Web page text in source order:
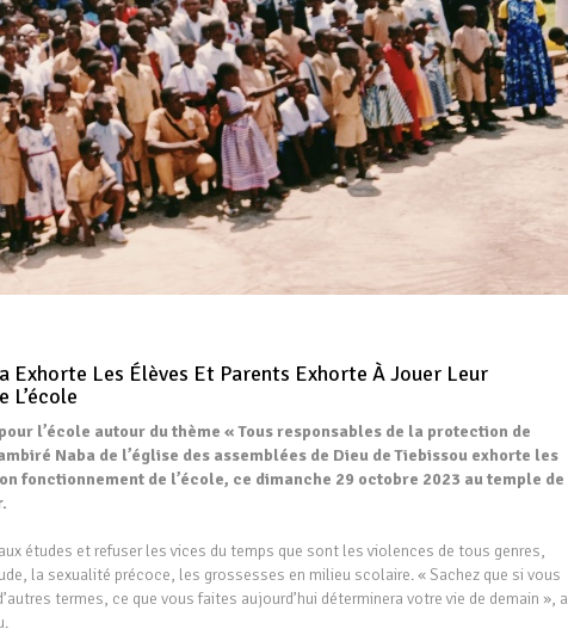
Exhorte Les Élèves Et Parents Exhorte À Jouer Leur
L’école
l’école autour du thème « Tous responsables de la protection de
Naba de l’église des assemblées de Dieu de Tiebissou exhorte les
fonctionnement de l’école, ce dimanche 29 octobre 2023 au temple de
études et refuser les vices du temps que sont les violences de tous genres,
la sexualité précoce, les grossesses en milieu scolaire. « Sachez que si vous
termes, ce que vous faites aujourd’hui déterminera votre vie de demain », a